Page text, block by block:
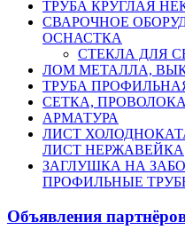
ТРУБА КРУГЛАЯ
СВАРОЧНОЕ
ОСНАСТКА
СТЕКЛА ДЛЯ
ЛОМ МЕТАЛЛА,
ТРУБА
СЕТКА,
АРМАТУРА
ЛИСТ
ЛИСТ НЕРЖАВЕЙКА
ЗАГЛУШКА НА
ПРОФИЛЬНЫЕ
Объявления